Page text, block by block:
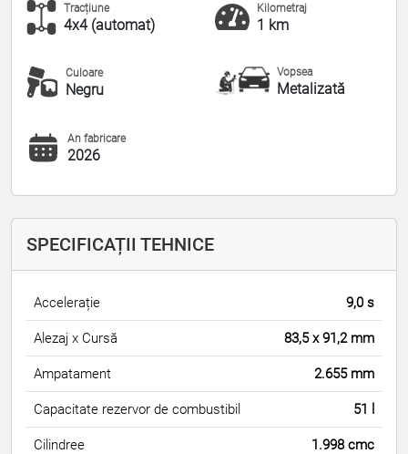
Tracțiune
4x4 (automat)
Kilometraj
1 km
Culoare
Negru
Vopsea
Metalizată
An fabricare
2026
SPECIFICAȚII TEHNICE
Accelerație 9,0 s
Alezaj x Cursă 83,5 x 91,2 mm
Ampatament 2.655 mm
Capacitate rezervor de combustibil 51 l
Cilindree 1.998 cmc